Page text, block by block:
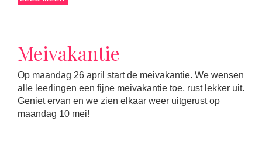
Meivakantie
Op maandag 26 april start de meivakantie. We wensen
alle leerlingen een fijne meivakantie toe, rust lekker uit.
Geniet ervan en we zien elkaar weer uitgerust op
maandag 10 mei!